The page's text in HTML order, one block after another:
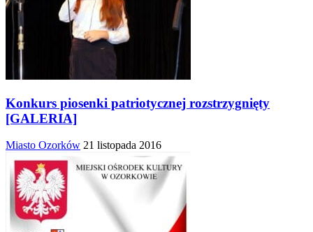
Konkurs piosenki patriotycznej rozstrzygnięty
[GALERIA]
Miasto Ozorków 21 listopada 2016